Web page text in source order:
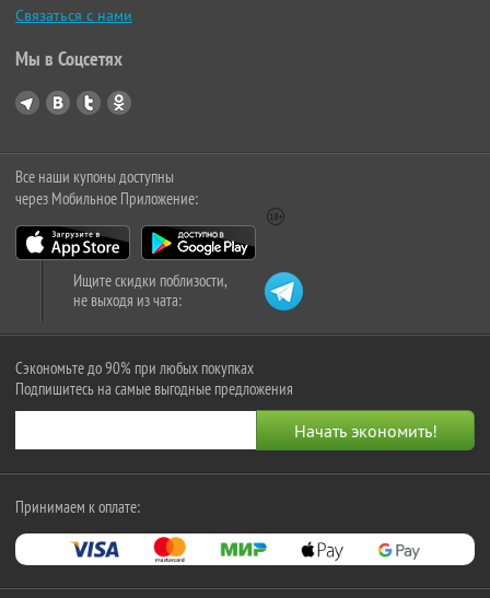
Связаться с нами
Мы в Соцсетях
Все наши купоны доступны
через Мобильное Приложение:
Ищите скидки поблизости,
не выходя из чата:
Сэкономьте до 90% при любых покупках
Подпишитесь на самые выгодные предложения
Принимаем к оплате: